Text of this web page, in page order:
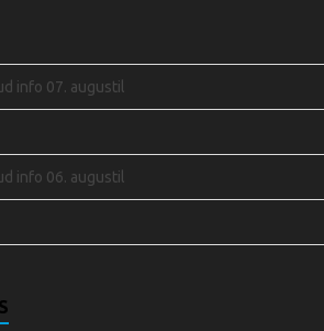
info 07. augustil
info 06. augustil